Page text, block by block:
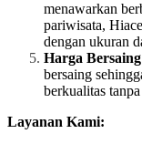
menawarkan
pariwisata,
dengan ukuran
Harga
bersaing
berkualitas
Layanan Kami: